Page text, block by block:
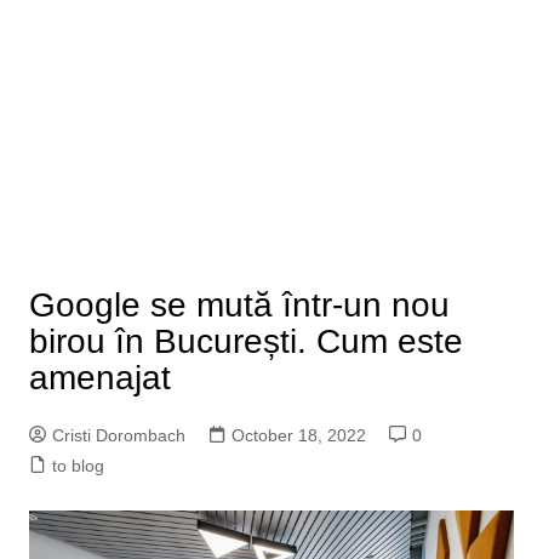
Google se mută într-un nou
birou în București. Cum este
amenajat
Cristi Dorombach October 18, 2022
0
to blog